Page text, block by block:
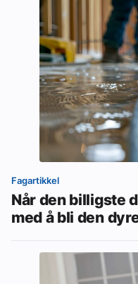
Fagartikkel
Når den billigste
med å bli den